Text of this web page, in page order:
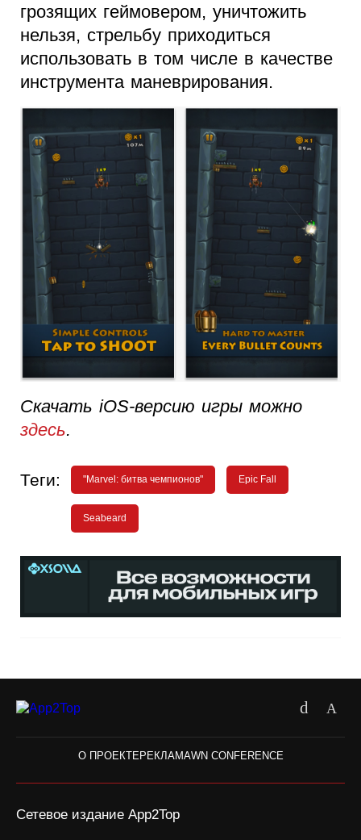
грозящих геймовером, уничтожить
нельзя, стрельбу приходиться
использовать в том числе в качестве
инструмента маневрирования.
Скачать iOS-версию игры можно
здесь.
Теги: "Marvel: битва чемпионов" Epic Fall
Seabeard
О ПРОЕКТЕРЕКЛАМАWN CONFERENCE
Сетевое издание App2Top